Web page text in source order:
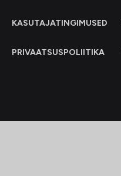
KASUTAJATINGIMUSED
PRIVAATSUSPOLIITIKA